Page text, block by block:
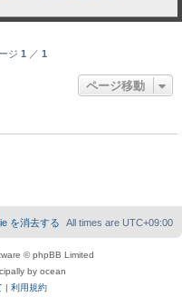
ジ 1 ／ 1
ページ移動
All times are UTC+09:00
を消去する
© phpBB Limited
by ocean
| 利用規約